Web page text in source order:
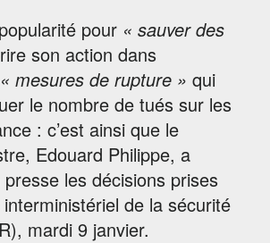
pour « sauver des
son action dans
« mesures de rupture » qui
le nombre de tués sur les
: c’est ainsi que le
Edouard Philippe, a
les décisions prises
de la sécurité
mardi 9 janvier.